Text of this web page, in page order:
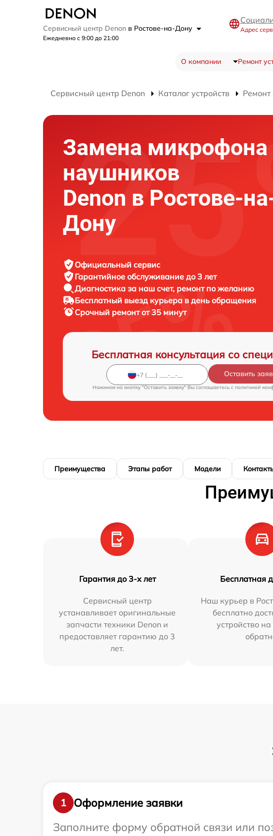
Сервисный центр Denon в Ростове-на-Дону
Ежедневно с 9:00 до 21:00
Адрес
О компании Ремонт
Сервисный центр Denon Каталог устройств
Замена микрофона
наушников
Denon в Ростове-
Дону
Официальный сервис
Гарантийное обслуживание до 3 лет
Диагностика за наш счет, ремонт по желанию
Бесплатный выезд курьера в день обращения
Срочный ремонтот 35 минут
Бесплатная консультация со
Оставить
Нажимая на кнопку "Оставить заявку" Вы соглашаетесь c политикой
Преимущества Этапы работ Модели
Гарантия до 3-х лет
Сервисный центр
устанавливает оригинальные
запчасти техники Denon и
предоставляет гарантию до 3
лет.
Бесплатная
Наш курьер в
бесплатно
устройство
1
Оформление заявки
Заполните форму обратной связи или